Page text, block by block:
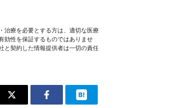
治療を必要とする方は、適切な医療
効性を保証するものではありませ
と契約した情報提供者は一切の責任